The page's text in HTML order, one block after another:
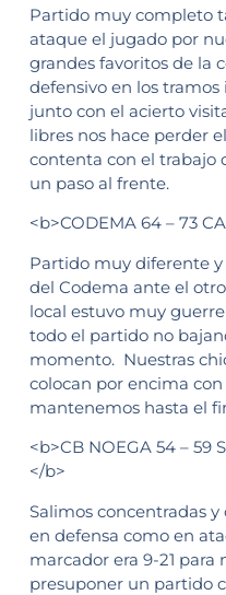
Partido muy completo
ataque el jugado por
grandes favoritos de la
defensivo en los
junto con el acierto
libres nos hace perder
contenta con el trabajo
un paso al frente.
<b>CODEMA 64 – 73
Partido muy diferente
del Codema ante el
local estuvo muy
todo el partido no
momento. Nuestras
colocan por encima
mantenemos hasta el
<b>CB NOEGA 54 – 59
</b>
Salimos concentradas
en defensa como en
marcador era 9-21 para
presuponer un partido